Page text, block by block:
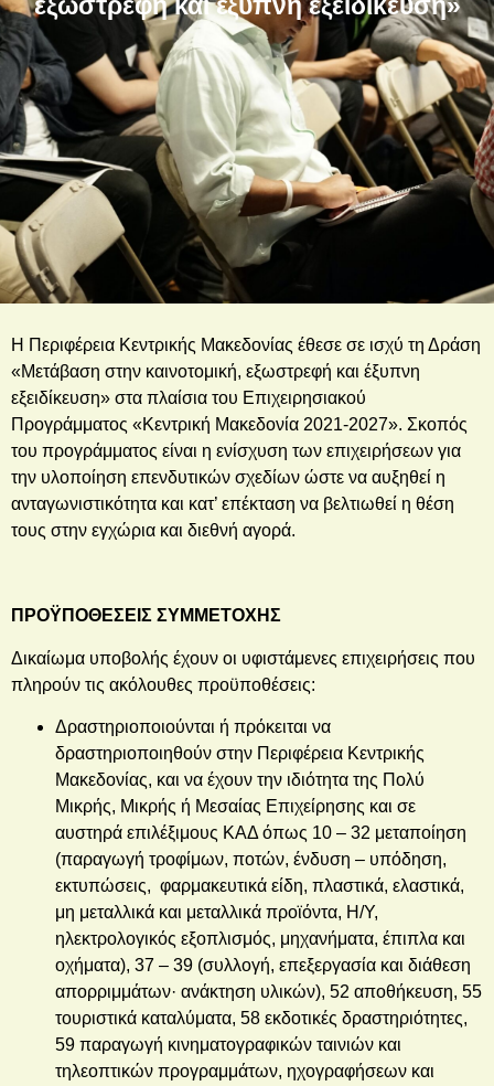
εξωστρεφή και έξυπνη εξειδίκευση»
Η Περιφέρεια Κεντρικής Μακεδονίας έθεσε σε ισχύ τη Δράση
«Μετάβαση στην καινοτομική, εξωστρεφή και έξυπνη
εξειδίκευση» στα πλαίσια του Επιχειρησιακού
Προγράμματος «Κεντρική Μακεδονία 2021-2027». Σκοπός
του προγράμματος είναι η ενίσχυση των επιχειρήσεων για
την υλοποίηση επενδυτικών σχεδίων ώστε να αυξηθεί η
ανταγωνιστικότητα και κατ’ επέκταση να βελτιωθεί η θέση
τους στην εγχώρια και διεθνή αγορά.
ΠΡΟΫΠΟΘΕΣΕΙΣ ΣΥΜΜΕΤΟΧΗΣ
Δικαίωμα υποβολής έχουν οι υφιστάμενες επιχειρήσεις που
πληρούν τις ακόλουθες προϋποθέσεις:
Δραστηριοποιούνται ή πρόκειται να
δραστηριοποιηθούν στην Περιφέρεια Κεντρικής
Μακεδονίας, και να έχουν την ιδιότητα της Πολύ
Μικρής, Μικρής ή Μεσαίας Επιχείρησης και σε
αυστηρά επιλέξιμους ΚΑΔ όπως 10 – 32 μεταποίηση
(παραγωγή τροφίμων, ποτών, ένδυση – υπόδηση,
εκτυπώσεις, φαρμακευτικά είδη, πλαστικά, ελαστικά,
μη μεταλλικά και μεταλλικά προϊόντα, Η/Υ,
ηλεκτρολογικός εξοπλισμός, μηχανήματα, έπιπλα και
οχήματα), 37 – 39 (συλλογή, επεξεργασία και διάθεση
απορριμμάτων· ανάκτηση υλικών), 52 αποθήκευση, 55
τουριστικά καταλύματα, 58 εκδοτικές δραστηριότητες,
59 παραγωγή κινηματογραφικών ταινιών και
τηλεοπτικών προγραμμάτων, ηχογραφήσεων και